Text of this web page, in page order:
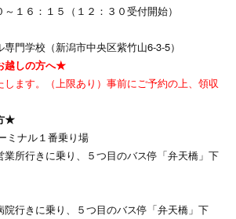
～１６：１５（１２：３０受付開始）
門学校（新潟市中央区紫竹山6-3-5）
越しの方へ★
ます。（上限あり）事前にご予約の上、領収
★
ミナル１番乗り場
業所行きに乗り、５つ目のバス停「弁天橋」下
院行きに乗り、５つ目のバス停「弁天橋」下